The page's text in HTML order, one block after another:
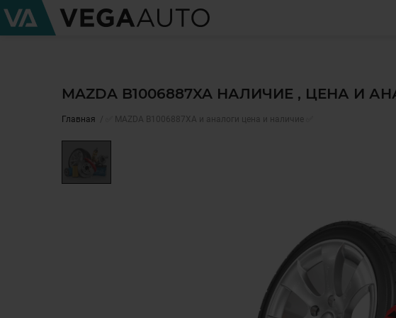
MAZDA B1006887XA НАЛИЧИЕ , ЦЕНА И
Главная ✅ MAZDA B1006887XA и аналоги цена и наличие ✅